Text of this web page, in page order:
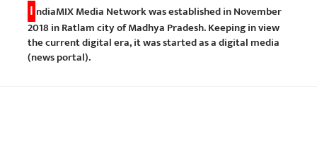
I ndiaMIX Media Network was established in November
2018 in Ratlam city of Madhya Pradesh. Keeping in view
the current digital era, it was started as a digital media
(news portal).